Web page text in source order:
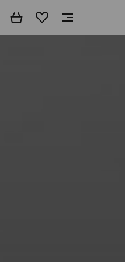
WarenkorbMerkliste